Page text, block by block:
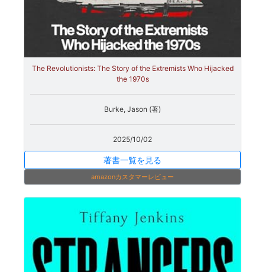
The Revolutionists: The Story of the Extremists Who Hijacked
the 1970s
Burke, Jason (著)
2025/10/02
著書一覧を見る
amazonカスタマーレビュー